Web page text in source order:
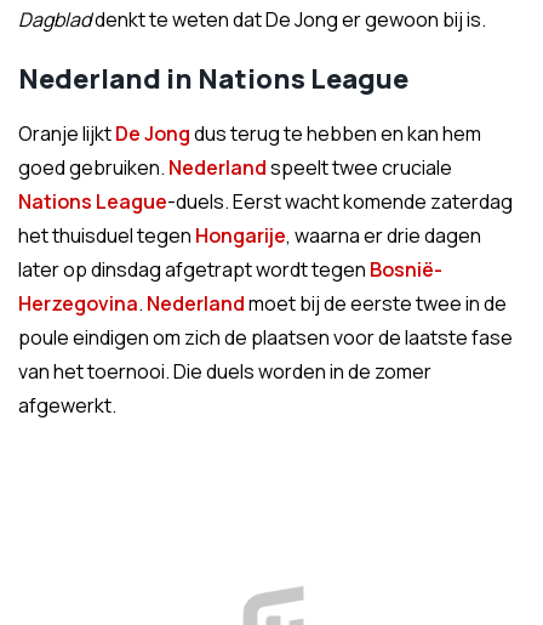
Dagbladdenkt te weten dat De Jong er gewoon bij is.
Nederland in Nations League
Oranje lijktDe Jongdus terug te hebben en kan hem
goed gebruiken. Nederlandspeelt twee cruciale
Nations League-duels. Eerst wacht komende zaterdag
het thuisduel tegen Hongarije, waarna er drie dagen
later op dinsdag afgetrapt wordt tegen Bosnië-
Herzegovina. Nederlandmoet bij de eerste twee in de
poule eindigen om zich de plaatsen voor de laatste fase
van het toernooi. Die duels worden in de zomer
afgewerkt.